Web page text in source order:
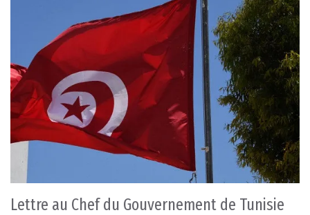
Lettre au Chef du Gouvernement de Tunisie